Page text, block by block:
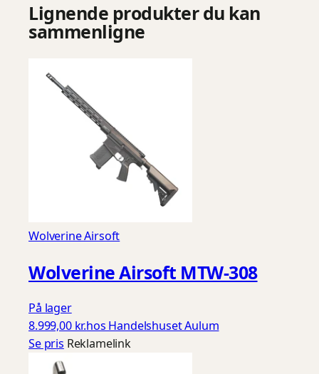
Lignende produkter du kan
sammenligne
Wolverine Airsoft
Wolverine Airsoft MTW-308
På lager
8.999,00 kr.hos Handelshuset Aulum
Se pris Reklamelink